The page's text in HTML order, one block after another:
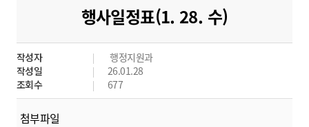
시
군
산
행사일정표(1. 28. 수)
작성자
행정지원과
작성일
26.01.28
조회수
677
첨부파일